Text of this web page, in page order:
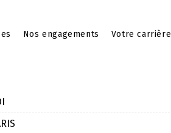
Nos engagements Votre carrière